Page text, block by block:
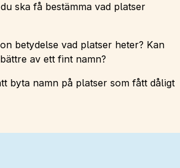
ska få bestämma vad platser
betydelse vad platser heter? Kan
av ett fint namn?
byta namn på platser som fått dåligt